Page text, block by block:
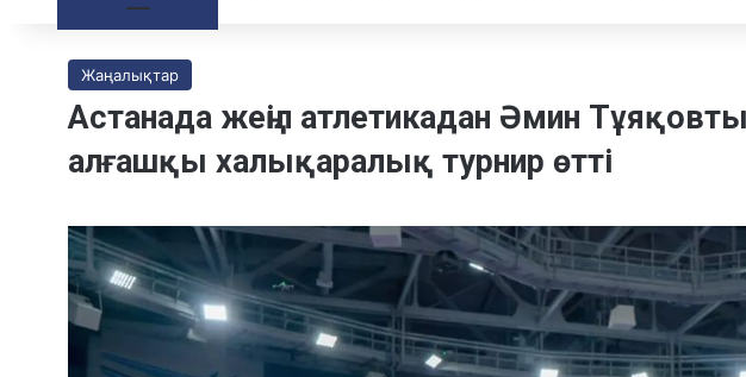
Жаңалықтар
Астанада жеңіл атлетикадан Әмин
алғашқы халықаралық турнир өтті